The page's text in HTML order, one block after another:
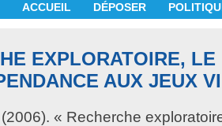
ACCUEIL DÉPOSER
EXPLORATOIRE,
AUX JEUX
(2006). « Recherche